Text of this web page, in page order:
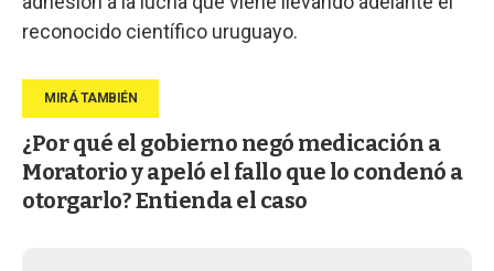
reconocido científico uruguayo.
¿Por qué el gobierno negó medicación a
Moratorio y apeló el fallo que lo condenó a
otorgarlo? Entienda el caso